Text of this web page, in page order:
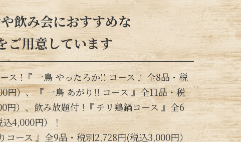
飲み会におすすめな
ご用意しています
ス !『 一鳥 やったろか!! コース 』全8品・税
円）、『 一鳥 あがり!! コース 』全11品・税
円）、飲み放題付 !『 チリ鶏鍋コース 』全6
4,000円）！
コース 』全9品・税別2,728円(税込3,000円）